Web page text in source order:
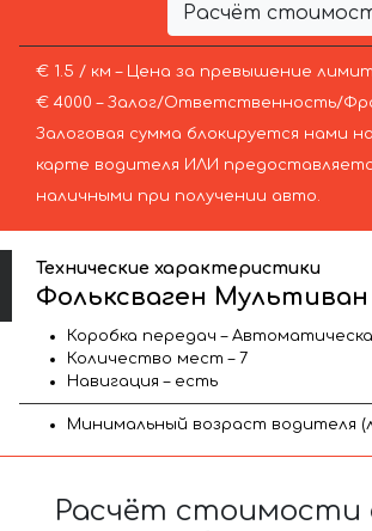
Расчёт
€ 1.5 / км – Цена за превышение
€ 4000 – Залог/Ответственность/
Залоговая сумма блокируется нами
карте водителя ИЛИ
наличными при получении авто.
Технические характеристики
Фольксваген Мультиван
Коробка передач –
Количество мест – 7
Навигация – есть
Минимальный возраст водителя
Расчёт стоимости